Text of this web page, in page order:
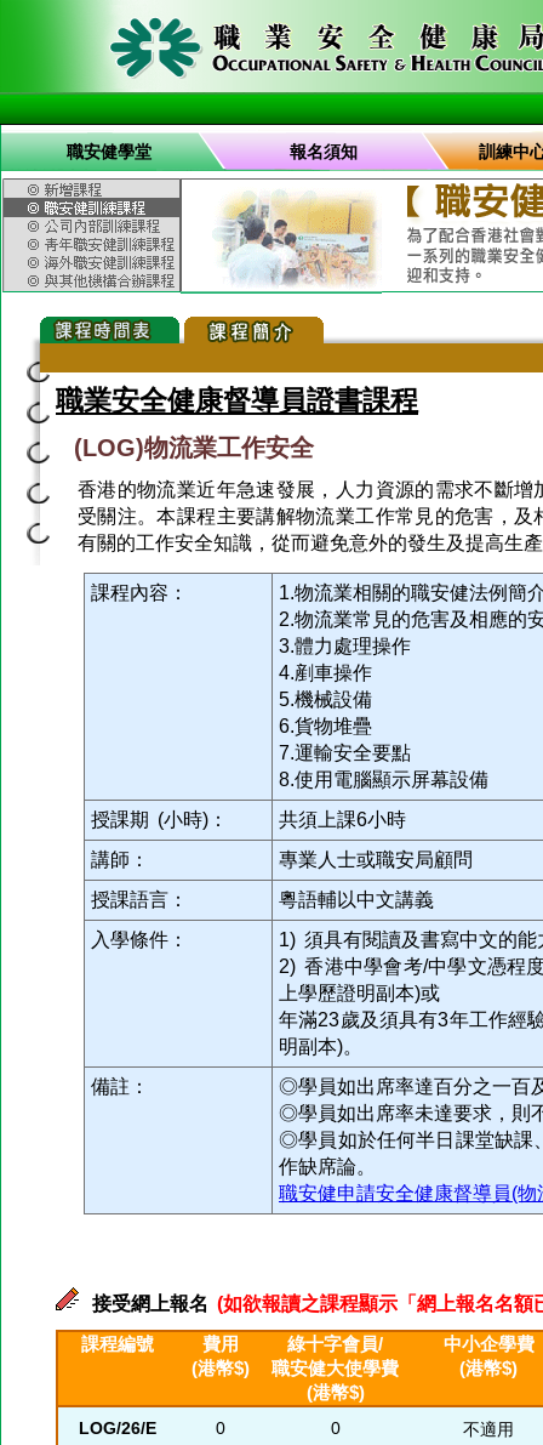
職安健學堂 報名須知 訓練中
職業安全健康督導員證書課程
(LOG)物流業工作安全
香港的物流業近年急速發展，人力資源的需求不斷
受關注。本課程主要講解物流業工作常見的危害，
有關的工作安全知識，從而避免意外的發生及提高生
課程內容：
1.物流業相關的職安健法例簡
2.物流業常見的危害及相應的
3.體力處理操作
4.剷車操作
5.機械設備
6.貨物堆疊
7.運輸安全要點
8.使用電腦顯示屏幕設備
授課期 (小時)：
共須上課6小時
講師：
專業人士或職安局顧問
授課語言：
粵語輔以中文講義
入學條件：
1) 須具有閱讀及書寫中文的能
2) 香港中學會考/中學文憑程
上學歷證明副本)或
年滿23歲及須具有3年工作經
明副本)。
備註：
◎學員如出席率達百分之一百
◎學員如出席率未達要求，則
◎學員如於任何半日課堂缺課
作缺席論。
職安健申請安全健康督導員(
接受網上報名 (如欲報讀之課程顯示「網上報名名
課程編號
費用
(港幣$)
綠十字會員/
職安健大使學費
(港幣$)
中小企學費
(港幣$)
LOG/26/E 0 0 不適用